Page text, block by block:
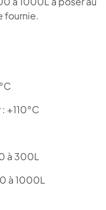
fournie.
+110°C
à 300L
à 1000L